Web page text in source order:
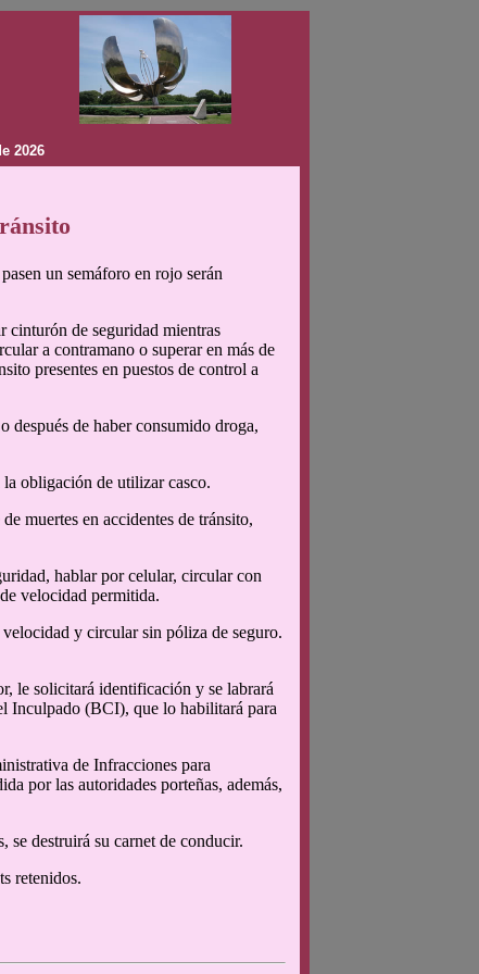
2026
un semáforo en rojo serán
cinturón de seguridad mientras
a contramano o superar en más de
presentes en puestos de control a
de haber consumido droga,
obligación de utilizar casco.
muertes en accidentes de tránsito,
hablar por celular, circular con
velocidad permitida.
y circular sin póliza de seguro.
le solicitará identificación y se labrará
Inculpado (BCI), que lo habilitará para
de Infracciones para
por las autoridades porteñas, además,
se destruirá su carnet de conducir.
retenidos.